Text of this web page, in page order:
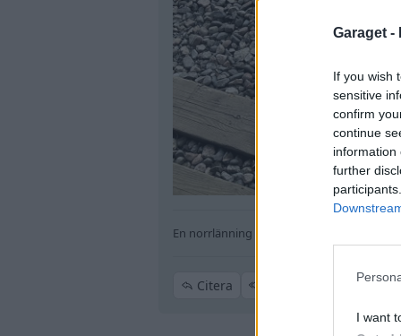
Garaget -
If you wish
sensitive
confirm
continue
information
further
I want
En norrlänning med en gnutta
Citera